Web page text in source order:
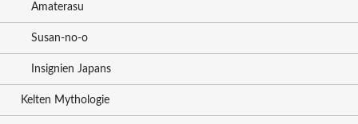
Amaterasu
Susan-no-o
Insignien Japans
Kelten Mythologie